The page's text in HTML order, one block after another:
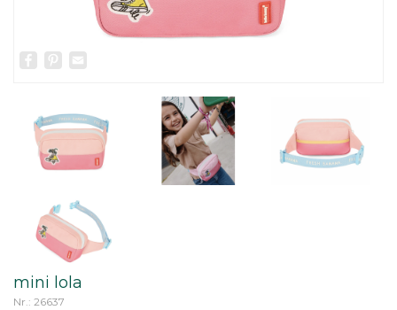
Facebook
Pinterest
mini lola
Nr.: 26637